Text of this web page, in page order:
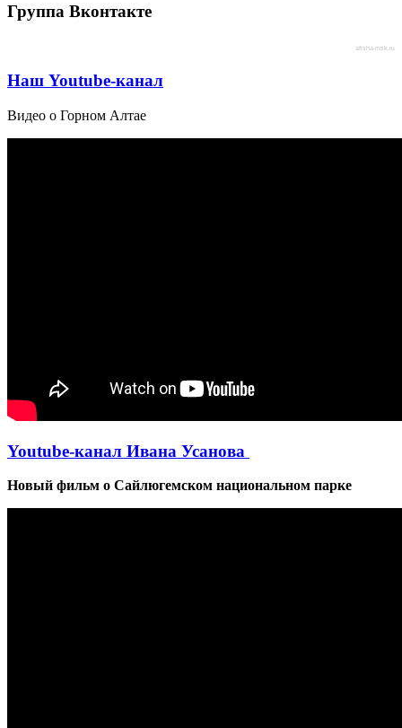
Группа Вконтакте
afisha-msk.ru
Наш Youtube-канал
Видео о Горном Алтае
Youtube-канал Ивана Усанова
Новый фильм о Сайлюгемском национальном парке